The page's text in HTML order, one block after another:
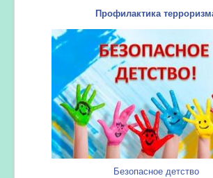
Профилактика
Безопасное детство